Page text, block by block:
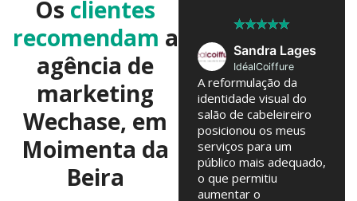
Os clientes
recomendam a
agência de
marketing
Wechase, em
Moimenta da
Beira
José Pedro
Twobrothers
Colaboramos já há 10
anos, com troca de
ideias regulares para
testarmos. Campanhas
online, Email Marketing,
alterações na loja
online... tudo junto tem
Sandra Lages
★★★★★
IdéalCoiffure
A reformulação da
identidade visual do
salão de cabeleireiro
posicionou os meus
serviços para um
público mais adequado,
o que permitiu
aumentar o